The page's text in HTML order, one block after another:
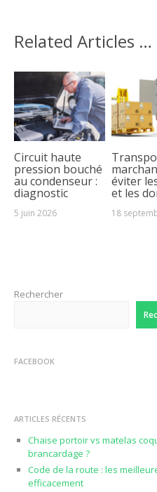
Related Articles …
Circuit haute
pression bouché
au condenseur :
diagnostic
5 juin 2026
éviter
et les
18
Rechercher
FACEBOOK
ARTICLES RÉCENTS
Chaise portoir vs matelas
brancardage ?
Code de la route : les
efficacement